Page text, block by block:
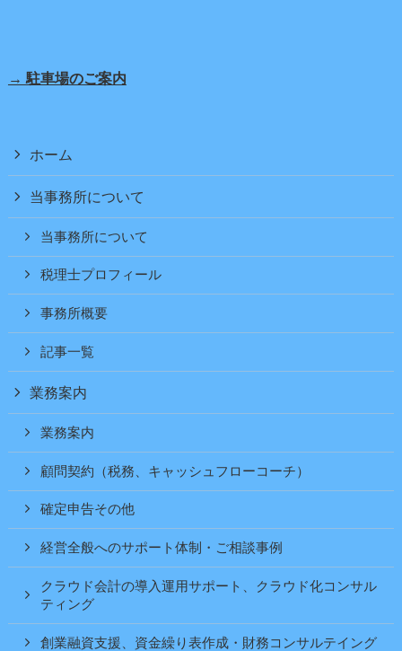
→ 駐車場のご案内
ホーム
当事務所について
当事務所について
税理士プロフィール
事務所概要
記事一覧
業務案内
業務案内
顧問契約（税務、キャッシュフローコーチ）
確定申告その他
経営全般へのサポート体制・ご相談事例
クラウド会計の導入運用サポート、クラウド化コンサル
ティング
創業融資支援、資金繰り表作成・財務コンサルテイング